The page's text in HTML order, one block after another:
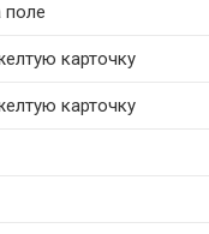
поле
карточку
карточку